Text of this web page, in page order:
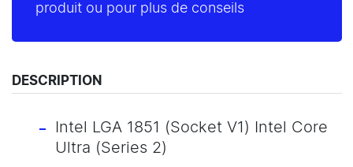
produit ou pour plus de conseils
DESCRIPTION
Intel LGA 1851 (Socket V1) Intel Core
Ultra (Series 2)